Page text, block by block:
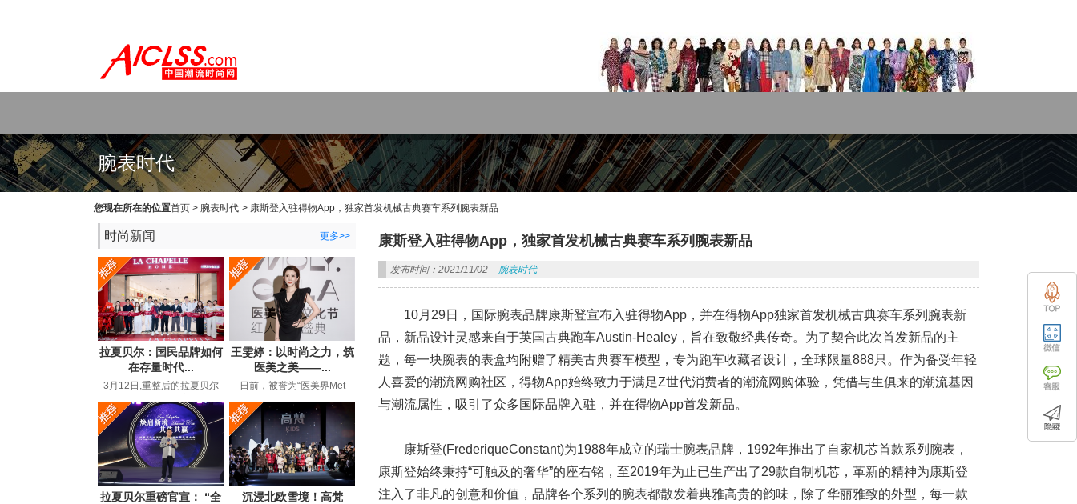
腕表时代
您现在所在的位置首页 > 腕表时代 > 康斯登入驻得物App，独家首发机械古典赛车系列腕表新品
时尚新闻 更多>>
拉夏贝尔：国民品牌如何
在存量时代...
3月12日,重整后的拉夏贝尔
“线上百亿回归”,重新回到行
业视...
王雯婷：以时尚之力，筑
医美之美——...
日前，被誉为“医美界Met
圆满落幕。这场汇聚全球顶
尖医...
拉夏贝尔重磅官宣： “全
沉浸北欧雪境！高梵
康斯登入驻得物App，独家首发机械古典赛车系列腕表新品
发布时间：2021/11/02 腕表时代
10月29日，国际腕表品牌康斯登宣布入驻得物App，并在得物App独家首发机械古典赛车系列腕表新
品，新品设计灵感来自于英国古典跑车Austin-Healey，旨在致敬经典传奇。为了契合此次首发新品的主
题，每一块腕表的表盒均附赠了精美古典赛车模型，专为跑车收藏者设计，全球限量888只。作为备受年轻
人喜爱的潮流网购社区，得物App始终致力于满足Z世代消费者的潮流网购体验，凭借与生俱来的潮流基因
与潮流属性，吸引了众多国际品牌入驻，并在得物App首发新品。
康斯登(FrederiqueConstant)为1988年成立的瑞士腕表品牌，1992年推出了自家机芯首款系列腕表，
康斯登始终秉持“可触及的奢华”的座右铭，至2019年为止已生产出了29款自制机芯，革新的精神为康斯登
注入了非凡的创意和价值，品牌各个系列的腕表都散发着典雅高贵的韵味，除了华丽雅致的外型，每一款